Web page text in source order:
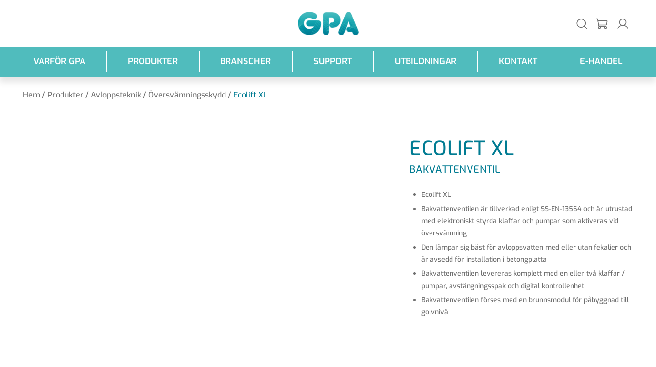
VARFÖR GPA PRODUKTER BRANSCHER SUPPORT UTBILDNINGAR KONTAKT E-HANDEL
Hem / Produkter / Avloppsteknik / Översvämningsskydd / Ecolift XL
ECOLIFT XL
BAKVATTENVENTIL
Ecolift XL
Bakvattenventilen är tillverkad enligt SS-EN-13564 och är utrustad
med elektroniskt styrda klaffar och pumpar som aktiveras vid
översvämning
Den lämpar sig bäst för avloppsvatten med eller utan fekalier och
är avsedd för installation i betongplatta
Bakvattenventilen levereras komplett med en eller två klaffar /
pumpar, avstängningsspak och digital kontrollenhet
Bakvattenventilen förses med en brunnsmodul för påbyggnad till
golvnivå